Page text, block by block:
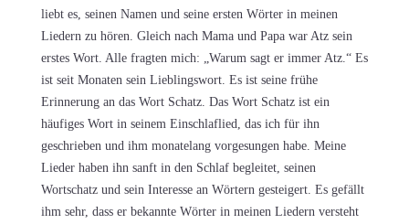
liebt es, seinen Namen und seine ersten Wörter in meinen
Liedern zu hören. Gleich nach Mama und Papa war Atz sein
erstes Wort. Alle fragten mich: „Warum sagt er immer Atz.“ Es
ist seit Monaten sein Lieblingswort. Es ist seine frühe
Erinnerung an das Wort Schatz. Das Wort Schatz ist ein
häufiges Wort in seinem Einschlaflied, das ich für ihn
geschrieben und ihm monatelang vorgesungen habe. Meine
Lieder haben ihn sanft in den Schlaf begleitet, seinen
Wortschatz und sein Interesse an Wörtern gesteigert. Es gefällt
ihm sehr, dass er bekannte Wörter in meinen Liedern versteht